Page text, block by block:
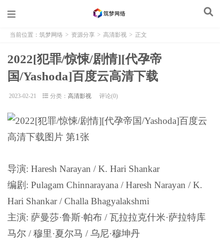
当前位置： 筑梦网络 > 资源分享 > 高清影视 > 正文
2022[犯罪/惊悚/剧情][代孕帝
国/Yashoda]百度云高清下载
2023-02-21 分类： 高清影视 评论(0)
导演: Haresh Narayan / K. Hari Shankar
编剧: Pulagam Chinnarayana / Haresh Narayan / K.
Hari Shankar / Challa Bhagyalakshmi
主演: 萨曼莎·鲁斯·帕布 / 瓦拉拉克什米·萨拉特库
马尔 / 穆里·夏尔马 / 乌尼·穆坤丹